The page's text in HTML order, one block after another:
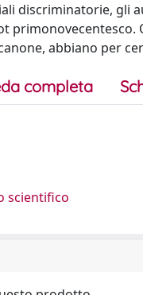
discriminatorie, gli
abbiano per
completa
scientifico